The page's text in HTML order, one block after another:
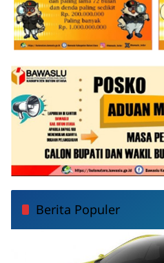
Berita Populer